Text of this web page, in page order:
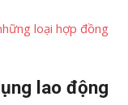
loại hợp đồng
lao động